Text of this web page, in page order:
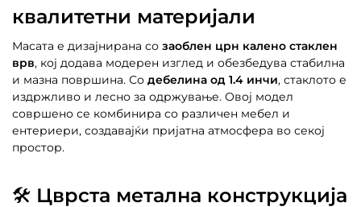
квалитетни материјали
Масата е дизајнирана со заоблен црн калено стаклен
врв, кој додава модерен изглед и обезбедува стабилна
и мазна површина. Со дебелина од 1.4 инчи, стаклото е
издржливо и лесно за одржување. Овој модел
совршено се комбинира со различен мебел и
ентериери, создавајќи пријатна атмосфера во секој
простор.
🛠 Цврста метална конструкција